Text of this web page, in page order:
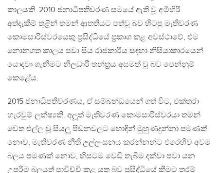
කාලයකි. 2010 ජනාධිපතිවරණ සමයේ ඇති වූ අමිහිරි
අත්දැකීම් තුළින් තමන් ආතතියට පත්වූ බව හිටපු මැතිවරණ
කොමසාරිස්වරයෙකු ප‍්‍රසිද්ධියේ ප‍්‍රකාශ කළ අවස්ථාවේ, එම
නොනගත කාලය පවා සිය රාජකාරිය සඳහා නිසියාකාරයෙන්
යොදවා ගැනීමට නිලධාරී තන්ත‍්‍රය අසමත් වූ බව පෙන්නුම්
කෙළේය.
2015 ජනාධිපතිවරණය, ඒ සම්බන්ධයෙන් ගත් විට, එක්තරා
හැරවුම් ලක්ෂ්‍යකි. අලූත් මැතිවරණ කොමසාරිස්වරයා තමන්
වෙත එල්ල වූ සියලූ පීඩනවලට හොඳින් මුහුණදුන්නා පමණක්
නොව, මැතිවරණ නීති උල්ලංඝනය කරන්නන්ට එරෙහිව අවම
බලය පමණක් නොව, හිසටම වෙඩි තැබීම දක්වා පවා යන
උපරිම බලයත් පාවිච්චි කළ යුතු බව ප‍්‍රසිද්ධියේ කීමට තරම්